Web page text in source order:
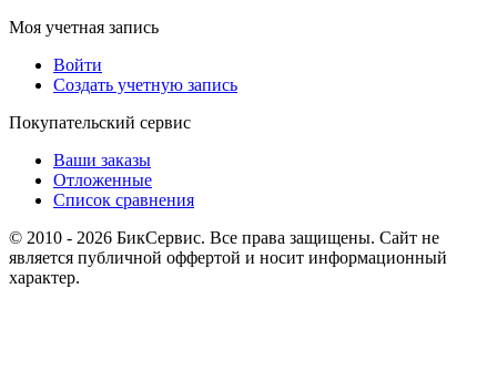
Моя учетная запись
Войти
Создать учетную запись
Покупательский сервис
Ваши заказы
Отложенные
Список сравнения
© 2010 - 2026 БикСервис. Все права защищены. Сайт не
является публичной оффертой и носит информационный
характер.